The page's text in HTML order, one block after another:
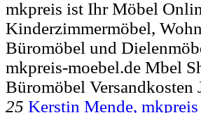
mkpreis ist Ihr Möbel
Kinderzimmermöbel,
Büromöbel und
mkpreis-moebel.de Mbel
Büromöbel Versandkosten
25 Kerstin Mende, mkpreis